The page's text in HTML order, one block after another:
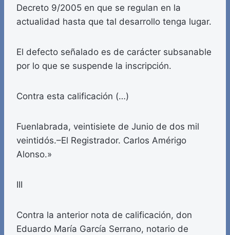
Decreto 9/2005 en que se regulan en la
actualidad hasta que tal desarrollo tenga lugar.
El defecto señalado es de carácter subsanable
por lo que se suspende la inscripción.
Contra esta calificación (…)
Fuenlabrada, veintisiete de Junio de dos mil
veintidós.–El Registrador. Carlos Amérigo
Alonso.»
III
Contra la anterior nota de calificación, don
Eduardo María García Serrano, notario de